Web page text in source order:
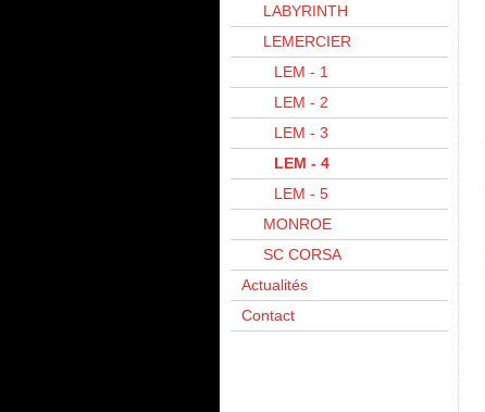
LABYRINTH
LEMERCIER
LEM - 1
LEM - 2
LEM - 3
LEM - 4
LEM - 5
MONROE
SC CORSA
Actualités
Contact